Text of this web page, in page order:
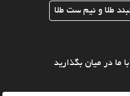
طلا و نیم ست طلا
ما در میان بگذارید